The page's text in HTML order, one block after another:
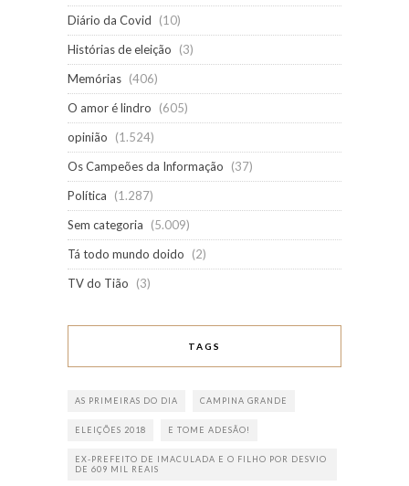
Diário da Covid
(10)
Histórias de eleição
(3)
Memórias (406)
O amor é lindro
(605)
opinião
(1.524)
Os Campeões da Informação
(37)
Política
(1.287)
Sem categoria
(5.009)
Tá todo mundo doido
(2)
TV do Tião
(3)
TAGS
AS PRIMEIRAS DO DIA CAMPINA GRANDE
ELEIÇÕES 2018 E TOME ADESÃO!
EX-PREFEITO DE IMACULADA E O FILHO POR DESVIO
DE 609 MIL REAIS